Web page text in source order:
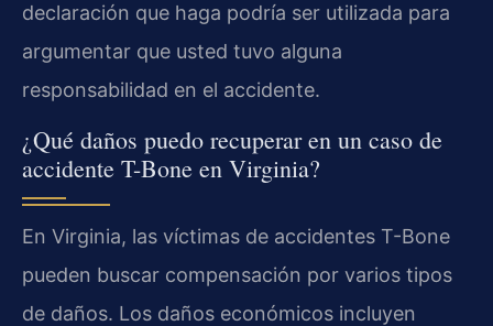
declaración que haga podría ser utilizada para
argumentar que usted tuvo alguna
responsabilidad en el accidente.
¿Qué daños puedo recuperar en un caso de
accidente T-Bone en Virginia?
En Virginia, las víctimas de accidentes T-Bone
pueden buscar compensación por varios tipos
de daños. Los daños económicos incluyen